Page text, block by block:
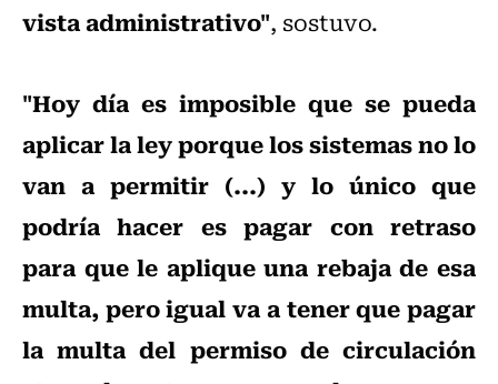
vista administrativo", sostuvo.
"Hoy día es imposible que se pueda
aplicar la ley porque los sistemas no lo
van a permitir (...) y lo único que
podría hacer es pagar con retraso
para que le aplique una rebaja de esa
multa, pero igual va a tener que pagar
la multa del permiso de circulación